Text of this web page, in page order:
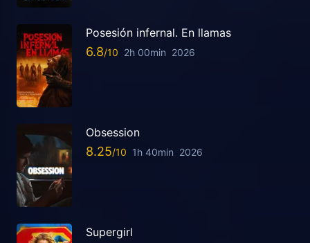
Posesión infernal. En llamas
6.8 2h 00min 2026
Obsession
8.25 1h 40min 2026
Supergirl